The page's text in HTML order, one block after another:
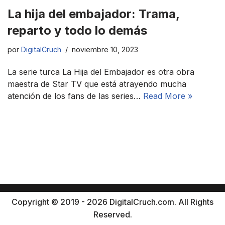
La hija del embajador: Trama,
reparto y todo lo demás
por DigitalCruch noviembre 10, 2023
La serie turca La Hija del Embajador es otra obra
maestra de Star TV que está atrayendo mucha
atención de los fans de las series… Read More »
Copyright © 2019 - 2026 DigitalCruch.com. All Rights
Reserved.